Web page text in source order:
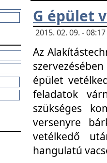
G épület
2015. 02. 09. -
Az
épület
feladatok
szükséges
versenyre
vetélkedő
hangulatú